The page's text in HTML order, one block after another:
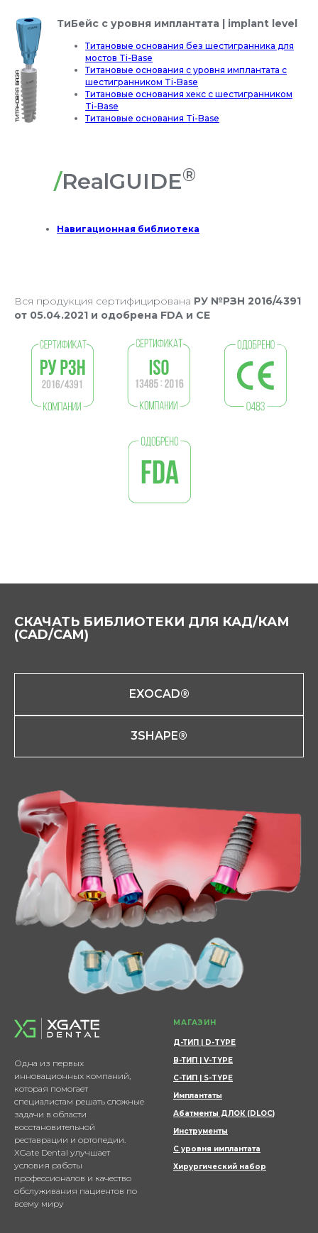
ТиБейс с уровня имплантата | implant level
Титановые основания без шестигранника для
мостов Ti-Base
Титановые основания с уровня имплантата с
шестигранником Ti-Base
Титановые основания хекс с шестигранником
Ti-Base
Титановые основания Ti-Base
/RealGUIDE®
Навигационная библиотека
Вся продукция сертифицирована РУ №РЗН 2016/4391
от 05.04.2021 и одобрена FDA и CE
СКАЧАТЬ БИБЛИОТЕКИ ДЛЯ КАД/КАМ
(CAD/CAM)
EXOCAD®
3SHAPE®
Одна из первых
инновационных компаний,
которая помогает
специалистам решать сложные
задачи в области
восстановительной
реставрации и ортопедии.
XGate Dental улучшает
условия работы
профессионалов и качество
обслуживания пациентов по
всему миру
МАГАЗИН
Д-ТИП | D-TYPE
В-ТИП | V-TYPE
С-ТИП | S-TYPE
Имплантаты
Абатменты ДЛОК (DLOC)
Инструменты
С уровня имплантата
Хирургический набор